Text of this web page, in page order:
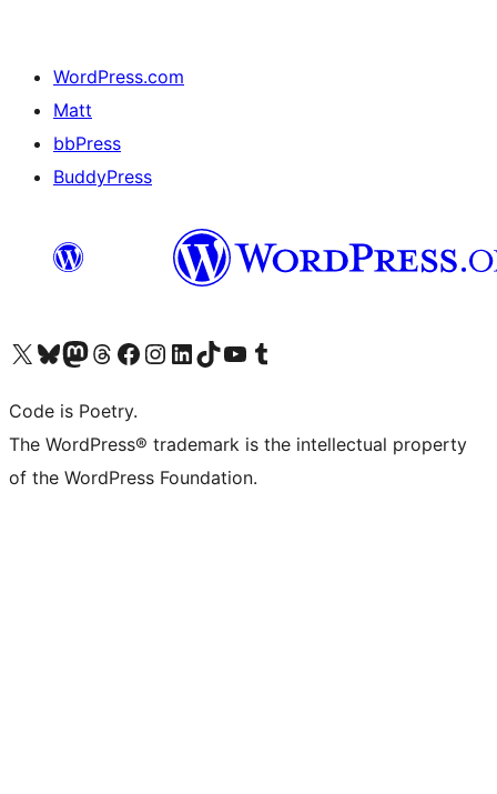
WordPress.com
Matt
bbPress
BuddyPress
Navštivte náš účet na X (dříve Twitter)
Navštivte náš Bluesky účetNavštivte náš účet Mastodon
Navštivte náš Threads účetNavštivte naši stránku na Facebooku
Navštivte náš Instagram účetNavštivte náš LinkedIn účetNavštivte náš TikTok účetNavštivte náš YouTube kanálNavštivte náš Tumblr účet
Code is Poetry.
The WordPress® trademark is the intellectual property
of the WordPress Foundation.